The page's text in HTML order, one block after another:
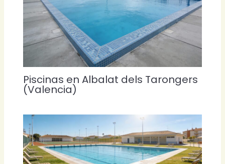
Piscinas en Albalat dels Tarongers
(Valencia)